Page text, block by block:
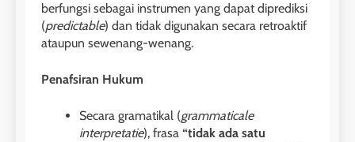
berfungsi sebagai instrumen yang dapat diprediksi
(predictable) dan tidak digunakan secara retroaktif
ataupun sewenang-wenang.
Penafsiran Hukum
Secara gramatikal (grammaticale
interpretatie), frasa “tidak ada satu